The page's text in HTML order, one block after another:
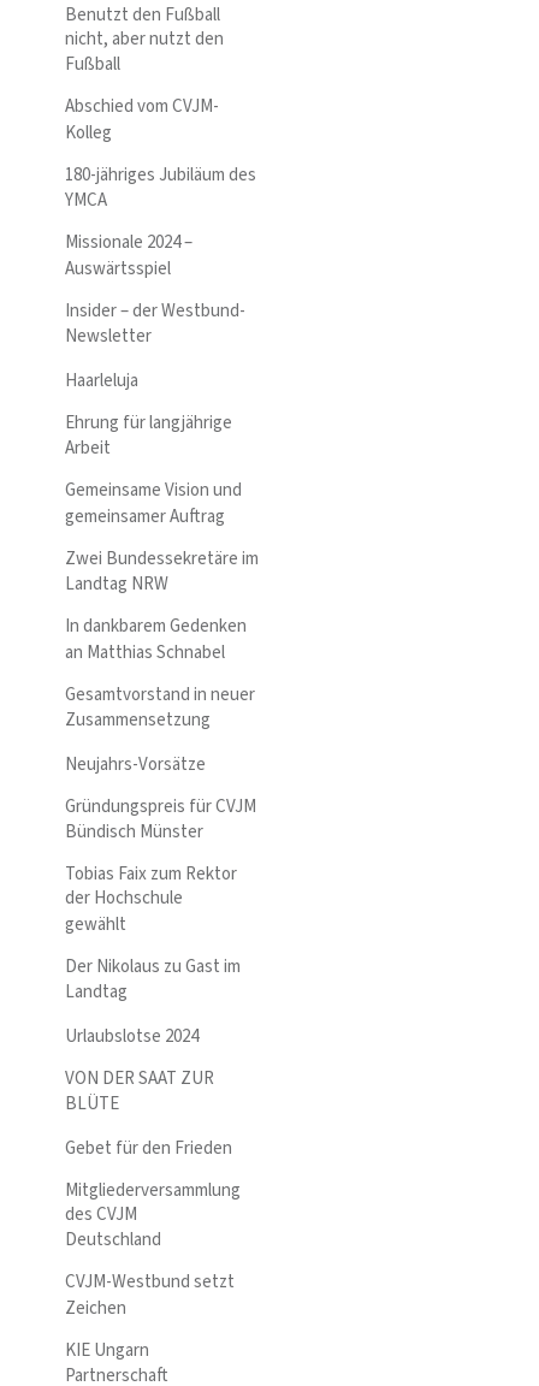
Benutzt den Fußball
nicht, aber nutzt den
Fußball
Abschied vom CVJM-
Kolleg
180-jähriges Jubiläum des
YMCA
Missionale 2024 –
Auswärtsspiel
Insider – der Westbund-
Newsletter
Haarleluja
Ehrung für langjährige
Arbeit
Gemeinsame Vision und
gemeinsamer Auftrag
Zwei Bundessekretäre im
Landtag NRW
In dankbarem Gedenken
an Matthias Schnabel
Gesamtvorstand in neuer
Zusammensetzung
Neujahrs-Vorsätze
Gründungspreis für CVJM
Bündisch Münster
Tobias Faix zum Rektor
der Hochschule
gewählt
Der Nikolaus zu Gast im
Landtag
Urlaubslotse 2024
VON DER SAAT ZUR
BLÜTE
Gebet für den Frieden
Mitgliederversammlung
des CVJM
Deutschland
CVJM-Westbund setzt
Zeichen
KIE Ungarn
Partnerschaft